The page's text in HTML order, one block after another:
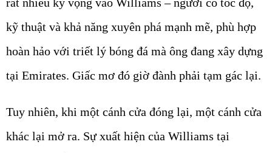
rất nhiều kỳ vọng vào Williams – người có tốc độ,
kỹ thuật và khả năng xuyên phá mạnh mẽ, phù hợp
hoàn hảo với triết lý bóng đá mà ông đang xây dựng
tại Emirates. Giấc mơ đó giờ đành phải tạm gác lại.
Tuy nhiên, khi một cánh cửa đóng lại, một cánh cửa
khác lại mở ra. Sự xuất hiện của Williams tại